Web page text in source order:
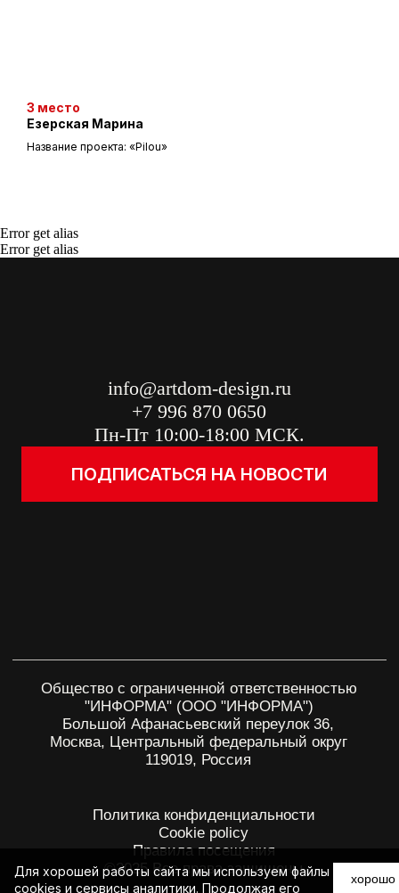
Для хорошей работы сайта мы используем файлы
cookies и сервисы аналитики. Продолжая его
хорошо
3 место
Езерская Марина
Название проекта: «Pilou»
Error get alias
Error get alias